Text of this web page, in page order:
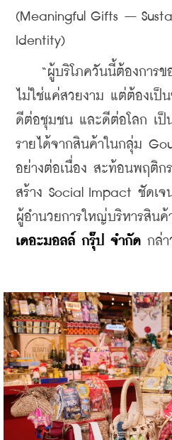
(Meaningful Gifts –
Identity)
“ผู้บริโภควันนี้ต้องการข
ไม่ใช่แค่สวยงาม แต่ต้องเป็
ดีต่อชุมชน และดีต่อโลก เป็
รายได้จากสินค้าในกลุ่ม
อย่างต่อเนื่อง สะท้อนพฤติก
สร้าง Social Impact ชัดเจ
ผู้อำนวยการใหญ่บริหารสินค้
เดอะมอลล์ กรุ๊ป จำกัด กล่า